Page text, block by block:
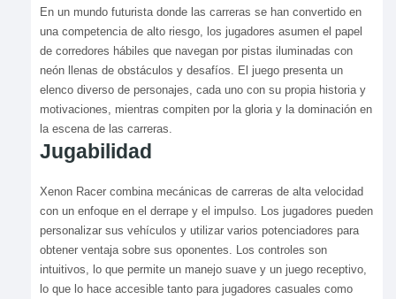
En un mundo futurista donde las carreras se han convertido en
una competencia de alto riesgo, los jugadores asumen el papel
de corredores hábiles que navegan por pistas iluminadas con
neón llenas de obstáculos y desafíos. El juego presenta un
elenco diverso de personajes, cada uno con su propia historia y
motivaciones, mientras compiten por la gloria y la dominación en
la escena de las carreras.
Jugabilidad
Xenon Racer combina mecánicas de carreras de alta velocidad
con un enfoque en el derrape y el impulso. Los jugadores pueden
personalizar sus vehículos y utilizar varios potenciadores para
obtener ventaja sobre sus oponentes. Los controles son
intuitivos, lo que permite un manejo suave y un juego receptivo,
lo que lo hace accesible tanto para jugadores casuales como